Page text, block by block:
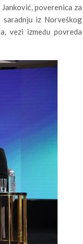
poverenica za
saradnju iz Norveškog
vezi između povreda